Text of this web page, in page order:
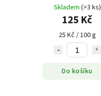
Skladem (>3 ks)
125 Kč
25 Kč / 100 g
Do košíku